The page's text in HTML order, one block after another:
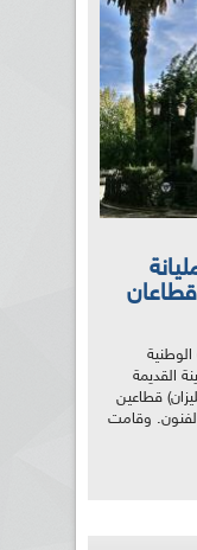
الوطنية
القديمة
قطاعين
وقامت